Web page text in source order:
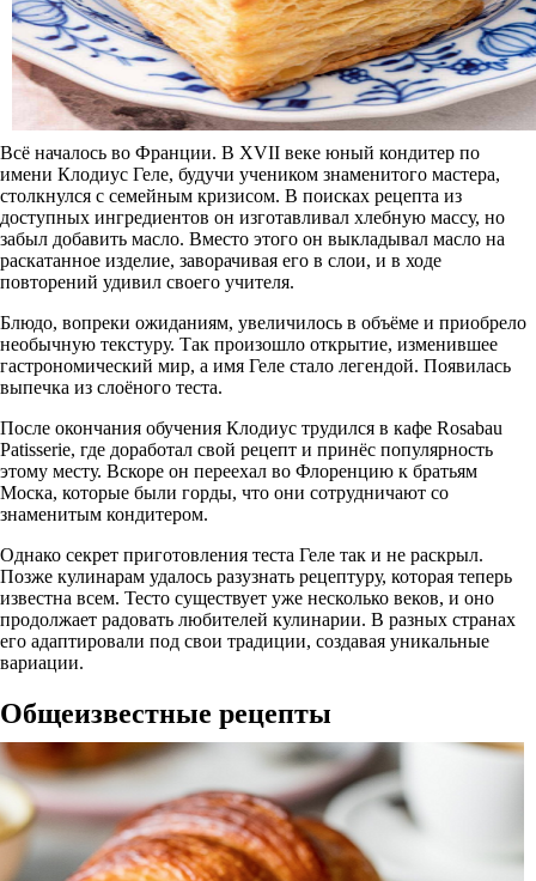
Всё началось во Франции. В XVII веке юный кондитер по
имени Клодиус Геле, будучи учеником знаменитого мастера,
столкнулся с семейным кризисом. В поисках рецепта из
доступных ингредиентов он изготавливал хлебную массу, но
забыл добавить масло. Вместо этого он выкладывал масло на
раскатанное изделие, заворачивая его в слои, и в ходе
повторений удивил своего учителя.
Блюдо, вопреки ожиданиям, увеличилось в объёме и приобрело
необычную текстуру. Так произошло открытие, изменившее
гастрономический мир, а имя Геле стало легендой. Появилась
выпечка из слоёного теста.
После окончания обучения Клодиус трудился в кафе Rosabau
Patisserie, где доработал свой рецепт и принёс популярность
этому месту. Вскоре он переехал во Флоренцию к братьям
Моска, которые были горды, что они сотрудничают со
знаменитым кондитером.
Однако секрет приготовления теста Геле так и не раскрыл.
Позже кулинарам удалось разузнать рецептуру, которая теперь
известна всем. Тесто существует уже несколько веков, и оно
продолжает радовать любителей кулинарии. В разных странах
его адаптировали под свои традиции, создавая уникальные
вариации.
Общеизвестные рецепты